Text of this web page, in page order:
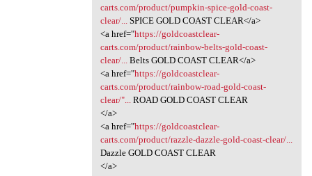
carts.com/product/pumpkin-spice-gold-coast-
clear/...
SPICE GOLD COAST CLEAR</a>
<a href="https://goldcoastclear-
carts.com/product/rainbow-belts-gold-coast-
clear/...
Belts GOLD COAST CLEAR</a>
<a href="https://goldcoastclear-
carts.com/product/rainbow-road-gold-coast-
clear/"...
ROAD GOLD COAST CLEAR
</a>
<a href="https://goldcoastclear-
carts.com/product/razzle-dazzle-gold-coast-clear/...
Dazzle GOLD COAST CLEAR
</a>